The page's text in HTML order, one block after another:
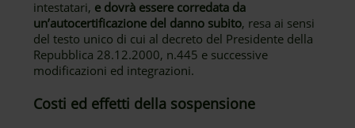
intestatari, e dovrà essere corredata da
un’autocertificazione del danno subito, resa ai sensi
del testo unico di cui al decreto del Presidente della
Repubblica 28.12.2000, n.445 e successive
modificazioni ed integrazioni.
Costi ed effetti della sospensione